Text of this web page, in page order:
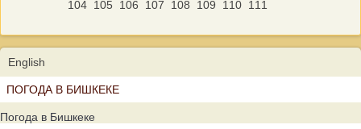
104 105 106 107 108 109 110 111
English
ПОГОДА В БИШКЕКЕ
Погода в Бишкеке